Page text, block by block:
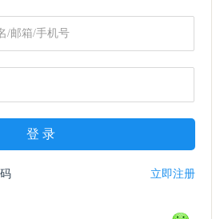
登 录
立即注册